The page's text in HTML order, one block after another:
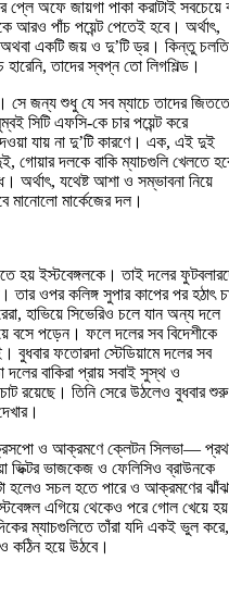
প্লে অফে জায়গা পাকা করাটাই সবচেয়ে
আরও পাঁচ পয়েন্ট পেতেই হবে। অর্থাৎ,
অথবা একটি জয় ও দু’টি ড্র। কিন্তু চলতি
হারেনি, তাদের স্বপ্ন তো লিগশিল্ড।
সে জন্য শুধু যে সব ম্যাচে তাদের জিততে
সিটি এফসি-কে চার পয়েন্ট করে
যায় না দু’টি কারণে। এক, এই দুই
গোয়ার দলকে বাকি ম্যাচগুলি খেলতে
অর্থাৎ, যথেষ্ট আশা ও সম্ভাবনা নিয়ে
মানোলো মার্কেজের দল।
হয় ইস্টবেঙ্গলকে। তাই দলের
তার ওপর কলিঙ্গ সুপার কাপের পর হঠাৎ
হাভিয়ে সিভেরিও চলে যান অন্য দলে
বসে পড়েন। ফলে দলের সব বিদেশীকে
বুধবার ফতোরদা স্টেডিয়ামে দলের সব
দলের বাকিরা প্রায় সবাই সুস্থ ও
রয়েছে। তিনি সেরে উঠলেও বুধবার শুরু
ক্রেসপো ও আক্রমণে ক্লেটন সিলভা—
ভাজকেজ ও ফেলিসিও ব্রাউনকে
হলেও সচল হতে পারে ও আক্রমণের
এগিয়ে থেকেও পরে গোল খেয়ে হয়
ম্যাচগুলিতে তাঁরা যদি একই ভুল করে,
কঠিন হয়ে উঠবে।